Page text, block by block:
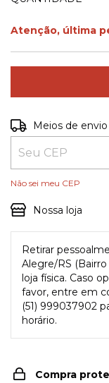
Atenção, última
Entregas para o CEP:
Meios de envio
Não sei meu CEP
Nossa loja
Retirar
Alegre/RS (Bairro
loja física. Caso
favor, entre em
(51) 999037902
horário.
Compra